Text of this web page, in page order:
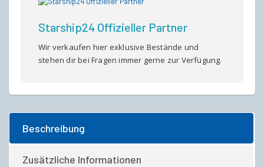
Jahren
quantityStarship24 Offizieller Partner
Wir verkaufen hier exklusive Bestände und
stehen dir bei Fragen immer gerne zur Verfügung.
Beschreibung
Zusätzliche Informationen